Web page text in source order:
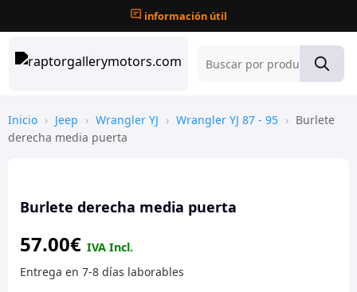
información útil
Inicio › Jeep › Wrangler YJ › Wrangler YJ 87 - 95 › Burlete
derecha media puerta
Burlete derecha media puerta
57.00€